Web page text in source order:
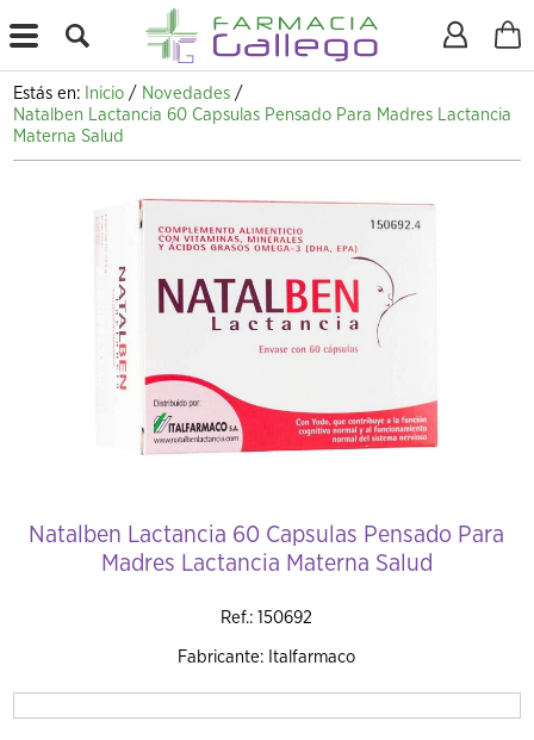
X
Estás en: Inicio / Novedades /
Natalben Lactancia 60 Capsulas Pensado Para Madres Lactancia
Materna Salud
Natalben Lactancia 60 Capsulas Pensado Para
Madres Lactancia Materna Salud
Ref.: 150692
Fabricante: Italfarmaco